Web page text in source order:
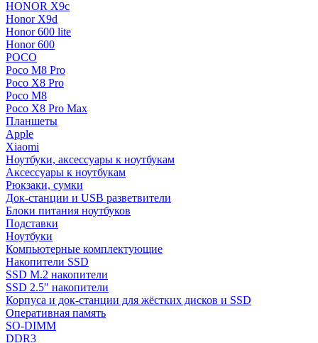
HONOR X9c
Honor X9d
Honor 600 lite
Honor 600
POCO
Poco M8 Pro
Poco X8 Pro
Poco M8
Poco X8 Pro Max
Планшеты
Apple
Xiaomi
Ноутбуки, аксессуары к ноутбукам
Аксессуары к ноутбукам
Рюкзаки, сумки
Док-станции и USB разветвители
Блоки питания ноутбуков
Подставки
Ноутбуки
Компьютерные комплектующие
Накопители SSD
SSD M.2 накопители
SSD 2.5" накопители
Корпуса и док-станции для жёстких дисков и SSD
Оперативная память
SO-DIMM
DDR3